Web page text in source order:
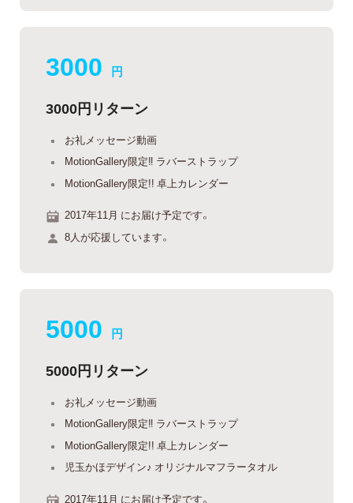
3000 円
3000円リターン
お礼メッセージ動画
MotionGallery限定‼︎ ラバーストラップ
MotionGallery限定!! 卓上カレンダー
2017年11月 にお届け予定です。
8人が応援しています。
5000 円
5000円リターン
お礼メッセージ動画
MotionGallery限定‼︎ ラバーストラップ
MotionGallery限定!! 卓上カレンダー
児玉かほデザイン♪ オリジナルマフラータオル
2017年11月 にお届け予定です。